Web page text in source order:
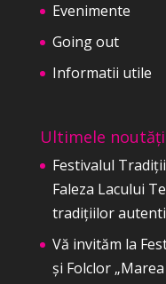
Evenimente
Going out
Informatii utile
Ultimele noutăți
Festivalul
Faleza Lacului
tradițiilor
Vă invităm la
și Folclor